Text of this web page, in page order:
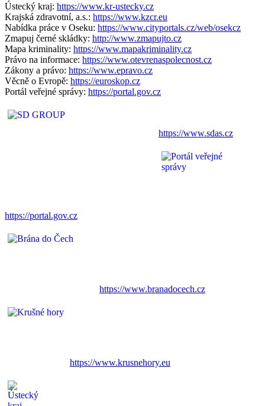
Ústecký kraj: https://www.kr-ustecky.cz
Krajská zdravotní, a.s.: https://www.kzcr.eu
Nabídka práce v Oseku: https://www.cityportals.cz/web/osekcz
Zmapuj černé skládky: http://www.zmapujto.cz
Mapa kriminality: https://www.mapakriminality.cz
Právo na informace: https://www.otevrenaspolecnost.cz
Zákony a právo: https://www.epravo.cz
Věcně o Evropě: https://euroskop.cz
Portál veřejné správy: https://portal.gov.cz
https://www.sdas.cz
https://portal.gov.cz
https://www.branadocech.cz
https://www.krusnehory.eu